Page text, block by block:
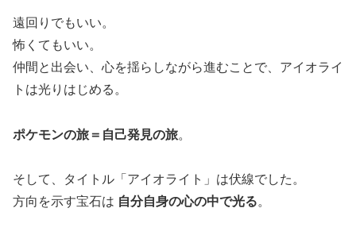
遠回りでもいい。
怖くてもいい。
仲間と出会い、心を揺らしながら進むことで、アイオライ
トは光りはじめる。
ポケモンの旅＝自己発見の旅。
そして、タイトル「アイオライト」は伏線でした。
方向を示す宝石は 自分自身の心の中で光る。